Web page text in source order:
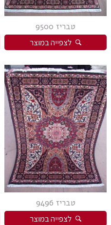
טבריז 9500
לצפייה במוצר
טבריז 9496
לצפייה במוצר